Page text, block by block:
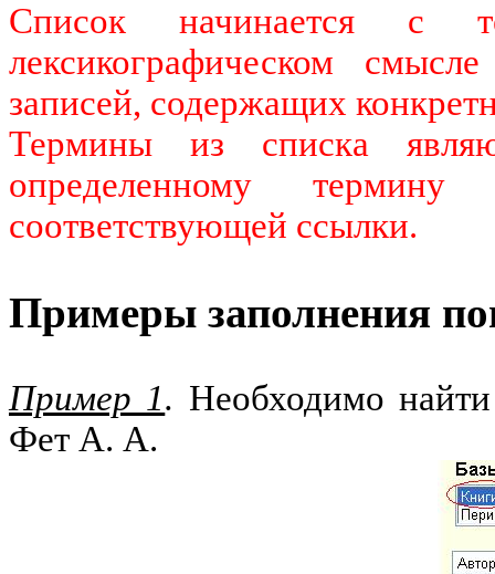
Список начинается с
лексикографическом
записей, содержащих
Термины из списка
определенному термину
соответствующей ссылки.
Примеры заполнения
Пример 1. Необходимо
Фет А. А.